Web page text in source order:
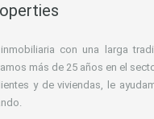
con una larga
más de 25 años en el
y de viviendas, le